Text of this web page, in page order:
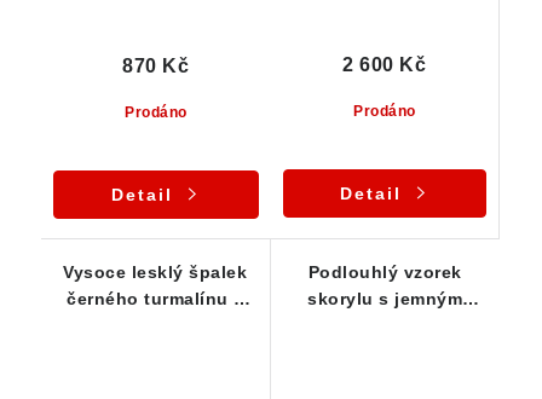
Prodáno
870 Kč
Detail
Prodáno
2 600 Kč
Detail
Vysoce lesklý špalek
černého turmalínu s
Podlouhlý vzorek
skorylu s jemným